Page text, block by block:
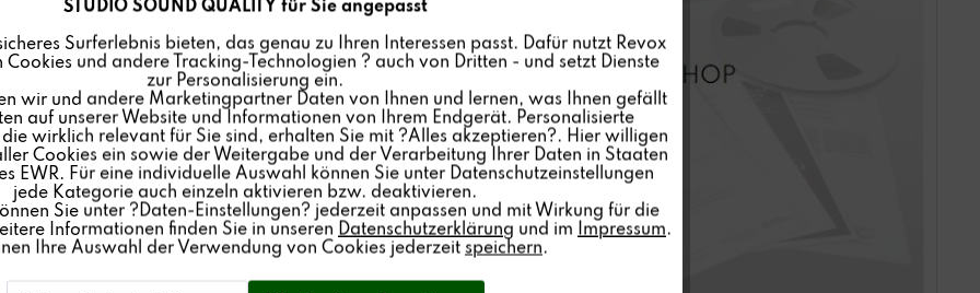
und Easy Listening an. Dieses
finden hier nun noch
Aufnahmequalität.
dort das erweiterte Sortiment.
Inaktiv
Inaktiv
Inaktiv
STUDIO SOUND QUALITY für Sie angepasst
Surferlebnis bieten, das genau zu Ihren Interessen passt. Dafür nutzt Revox
Cookies und andere Tracking-Technologien ? auch von Dritten - und setzt Dienste
zur Personalisierung ein.
wir und andere Marketingpartner Daten von Ihnen und lernen, was Ihnen gefällt
auf unserer Website und Informationen von Ihrem Endgerät. Personalisierte
wirklich relevant für Sie sind, erhalten Sie mit ?Alles akzeptieren?. Hier willigen
Cookies ein sowie der Weitergabe und der Verarbeitung Ihrer Daten in Staaten
EWR. Für eine individuelle Auswahl können Sie unter Datenschutzeinstellungen
jede Kategorie auch einzeln aktivieren bzw. deaktivieren.
Sie unter ?Daten-Einstellungen? jederzeit anpassen und mit Wirkung für die
Informationen finden Sie in unseren Datenschutzerklärung und im Impressum.
Ihre Auswahl der Verwendung von Cookies jederzeit speichern.